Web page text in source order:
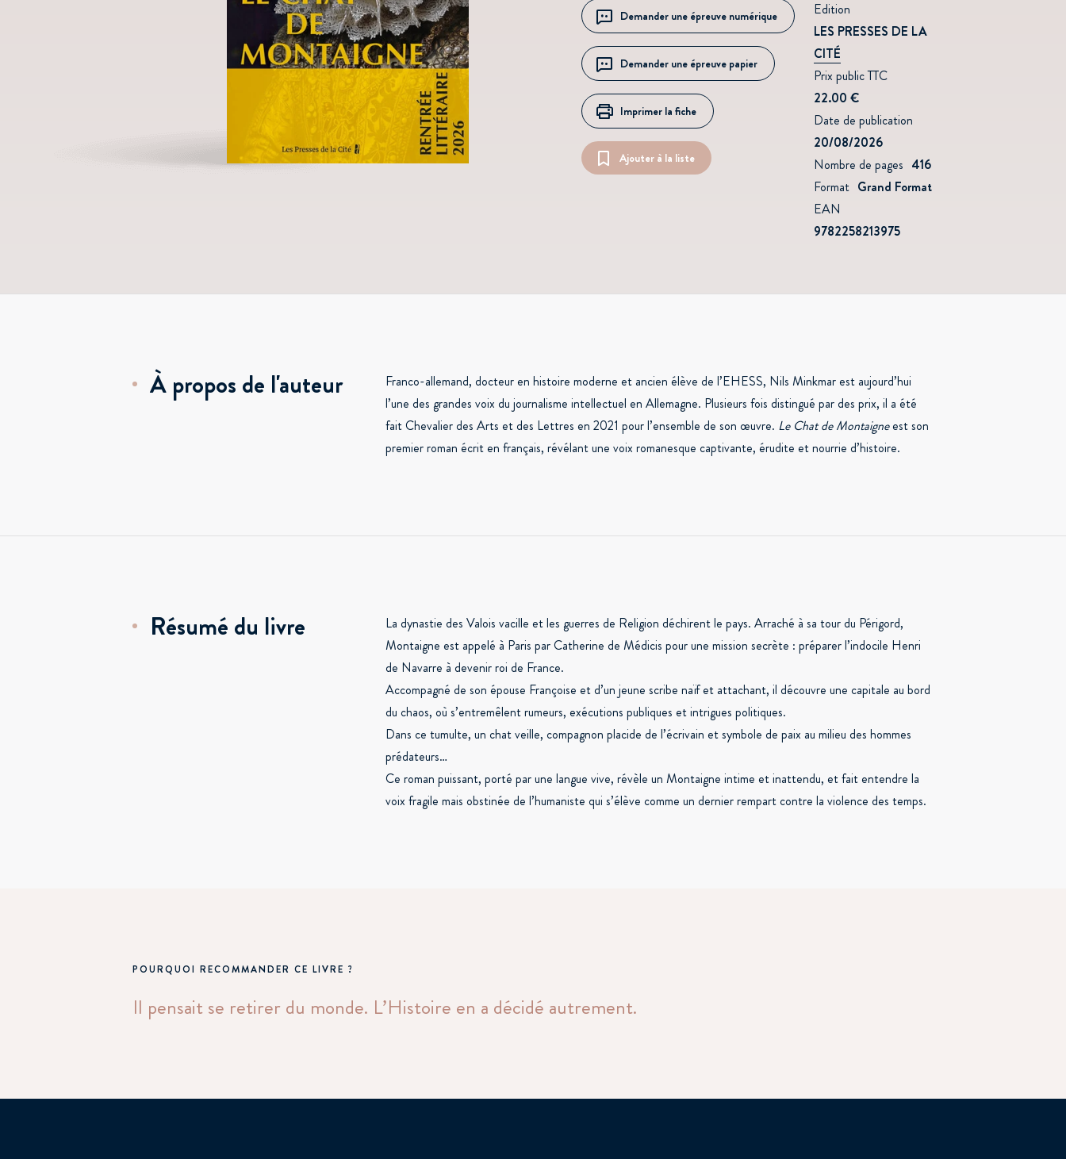
Demander une épreuve numérique
Demander une épreuve papier
Imprimer la fiche
Ajouter à la liste
Edition
LES PRESSES DE LA
CITÉ
Prix public TTC
22.00 €
Date de publication
20/08/2026
Nombre de pages 416
Format Grand Format
EAN
9782258213975
À propos de l'auteur
Franco-allemand, docteur en histoire moderne et ancien élève de l’EHESS, Nils Minkmar est aujourd’hui
l’une des grandes voix du journalisme intellectuel en Allemagne. Plusieurs fois distingué par des prix, il a été
fait Chevalier des Arts et des Lettres en 2021 pour l’ensemble de son œuvre. Le Chat de Montaigneest son
premier roman écrit en français, révélant une voix romanesque captivante, érudite et nourrie d’histoire.
Résumé du livre
La dynastie des Valois vacille et les guerres de Religion déchirent le pays. Arraché à sa tour du Périgord,
Montaigne est appelé à Paris par Catherine de Médicis pour une mission secrète : préparer l’indocile Henri
de Navarre à devenir roi de France.
Accompagné de son épouse Françoise et d’un jeune scribe naïf et attachant, il découvre une capitale au bord
du chaos, où s’entremêlent rumeurs, exécutions publiques et intrigues politiques.
Dans ce tumulte, un chat veille, compagnon placide de l’écrivain et symbole de paix au milieu des hommes
prédateurs…
Ce roman puissant, porté par une langue vive, révèle un Montaigne intime et inattendu, et fait entendre la
voix fragile mais obstinée de l’humaniste qui s’élève comme un dernier rempart contre la violence des temps.
POURQUOI RECOMMANDER CE LIVRE ?
Il pensait se retirer du monde. L’Histoire en a décidé autrement.